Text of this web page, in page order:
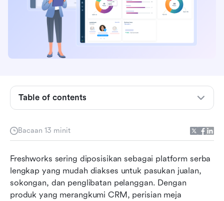
Bacaan 13 minit
Freshworks sering diposisikan sebagai platform serba
lengkap yang mudah diakses untuk pasukan jualan,
sokongan, dan penglibatan pelanggan. Dengan
produk yang merangkumi CRM, perisian meja
Table of contents
dibangunkan?
Freshworks?
dalam Freshworks
Kelebihan dan kekurangan Freshworks secara
ringkas